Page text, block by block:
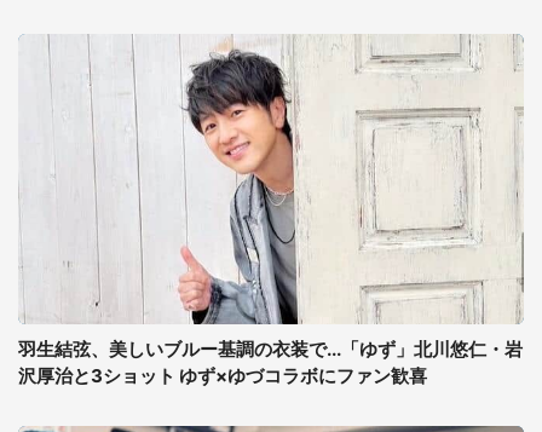
羽生結弦、美しいブルー基調の衣装で...「ゆず」北川悠仁・岩
沢厚治と3ショット ゆず×ゆづコラボにファン歓喜